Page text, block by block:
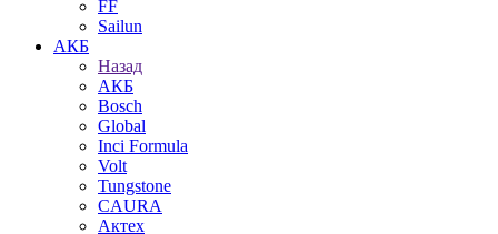
FF
Sailun
АКБ
Назад
АКБ
Bosch
Global
Inci Formula
Volt
Tungstone
CAURA
Актех